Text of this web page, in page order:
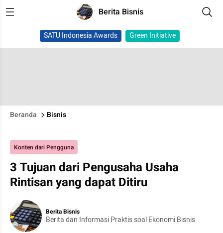
Berita Bisnis
SATU Indonesia Awards Green Initiative
Beranda Bisnis
Konten dari Pengguna
3 Tujuan dari Pengusaha Usaha
Rintisan yang dapat Ditiru
Berita Bisnis
Berita dan Informasi Praktis soal Ekonomi Bisnis